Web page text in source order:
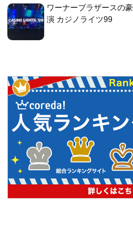
ワーナーブラザースの
演 カジノライツ99